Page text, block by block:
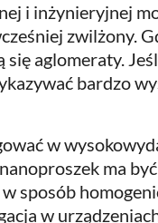
i inżynieryjnej
zwilżony.
aglomeraty.
bardzo
w
ma
sposób
w